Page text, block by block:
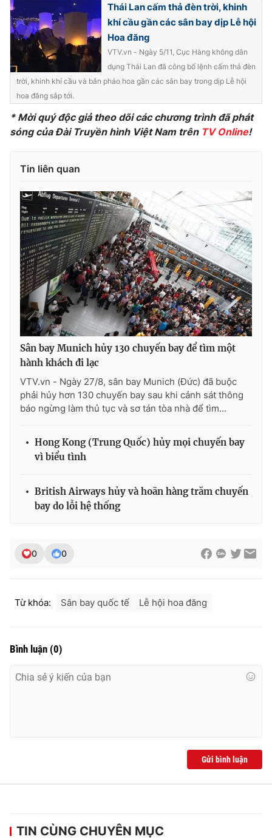
Nhân vật
Khán giả
Giải sao mai
Điện ảnh
Âm nhạc
Sao
Đời sống
Du lịch
Làm đẹp
Chất lượng cuộc sống
Giáo dục
Tuyển sinh
Học trực tuyến
Công nghệ
Hitech Công nghệ tương lai
Sản phẩm
Giao lưu trực tuyến
Chuyên mục khác
Emagazine Podcast
Photo Infographic
Video Shorts video
VTV Money VTV Thể thao
VTV Sức khoẻ
Thị trường 24h Tấm lòng Việt
VTV4 Vươn mình bằng AI
Liên hệ tòa soạn
Cơ quan báo chí:Thời báo VTV
Liên hệ quảng cáo: 024-7300.7108
Thái Lan cấm thả đèn trời, khinh
khí cầu gần các sân bay dịp Lễ hội
Hoa đăng
VTV.vn - Ngày 5/11, Cục Hàng không dân
dụng Thái Lan đã công bố lệnh cấm thả đèn
trời, khinh khí cầu và bắn pháo hoa gần các sân bay trong dịp Lễ hội
hoa đăng sắp tới.
* Mời quý độc giả theo dõi các chương trình đã phát
sóng của Đài Truyền hình Việt Nam trên TV Online!
Tin liên quan
Sân bay Munich hủy 130 chuyến bay để tìm một
hành khách đi lạc
VTV.vn - Ngày 27/8, sân bay Munich (Đức) đã buộc
phải hủy hơn 130 chuyến bay sau khi cảnh sát thông
báo ngừng làm thủ tục và sơ tán tòa nhà để tìm...
Hong Kong (Trung Quốc) hủy mọi chuyến bay
vì biểu tình
British Airways hủy và hoãn hàng trăm chuyến
bay do lỗi hệ thống
0 0
Từ khóa: Sân bay quốc tế Lễ hội hoa đăng
Bình luận (0)
Gửi bình luận
TIN CÙNG CHUYÊN MỤC